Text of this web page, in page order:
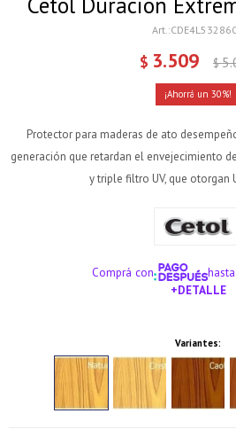
$ 3.509 $
30
Protector para maderas de ato
generación que retardan el envejecimiento
y triple filtro UV, que otorgan
Comprá con
+DETALLE
Variantes: